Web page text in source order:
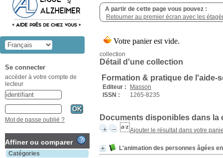
A partir de cette page vous pouvez :
Retourner au premier écran avec les
collection
Détail d'une collection
Formation & pratique de l'aide-
Editeur :
Masson
ISSN :
1265-8235
Documents disponibles dans la
Ajouter le résultat dans votre
L'animation des personnes âgées
Se connecter
accéder à votre compte de
lecteur
Mot de passe oublié ?
Affiner ou comparer
Catégories